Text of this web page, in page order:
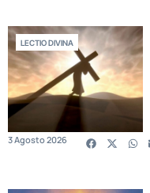
LECTIO DIVINA
3 Agosto 2026